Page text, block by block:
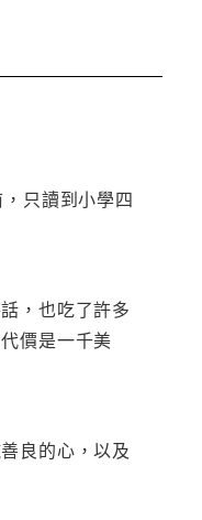
只讀到小學四
，也吃了許多
價是一千美
良的心，以及